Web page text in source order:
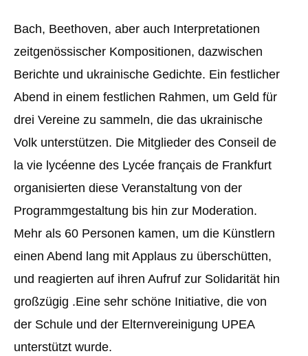
Bach, Beethoven, aber auch Interpretationen
zeitgenössischer Kompositionen, dazwischen
Berichte und ukrainische Gedichte. Ein festlicher
Abend in einem festlichen Rahmen, um Geld für
drei Vereine zu sammeln, die das ukrainische
Volk unterstützen. Die Mitglieder des Conseil de
la vie lycéenne des Lycée français de Frankfurt
organisierten diese Veranstaltung von der
Programmgestaltung bis hin zur Moderation.
Mehr als 60 Personen kamen, um die Künstlern
einen Abend lang mit Applaus zu überschütten,
und reagierten auf ihren Aufruf zur Solidarität hin
großzügig .Eine sehr schöne Initiative, die von
der Schule und der Elternvereinigung UPEA
unterstützt wurde.